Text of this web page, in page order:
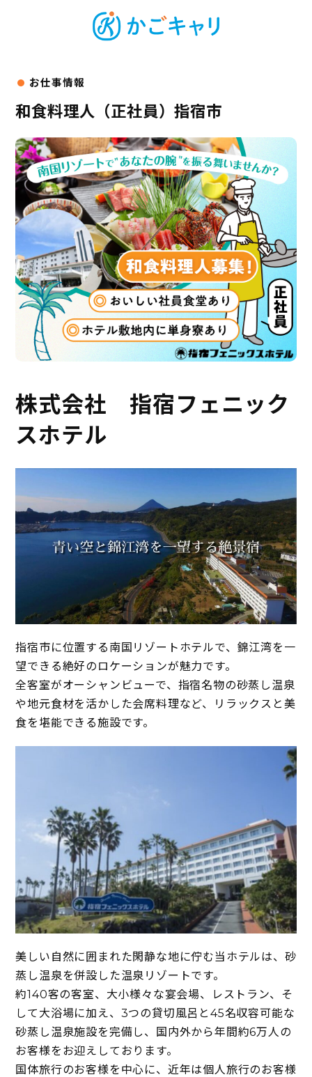
和食料理人（正社員）指宿市
株式会社 指宿フェニック
スホテル
指宿市に位置する南国リゾートホテルで、錦江湾を一
望できる絶好のロケーションが魅力です。
全客室がオーシャンビューで、指宿名物の砂蒸し温泉
や地元食材を活かした会席料理など、リラックスと美
食を堪能できる施設です。
美しい自然に囲まれた閑静な地に佇む当ホテルは、砂
蒸し温泉を併設した温泉リゾートです。
約140客の客室、大小様々な宴会場、レストラン、そ
して大浴場に加え、3つの貸切風呂と45名収容可能な
砂蒸し温泉施設を完備し、国内外から年間約6万人の
お客様をお迎えしております。
国体旅行のお客様を中心に、近年は個人旅行のお客様